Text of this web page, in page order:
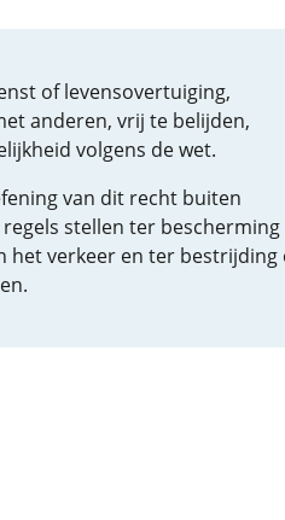
of levensovertuiging,
anderen, vrij te belijden,
volgens de wet.
van dit recht buiten
stellen ter bescherming
het verkeer en ter bestrijding